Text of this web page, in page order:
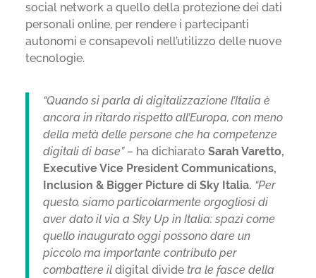
social network a quello della protezione dei dati
personali online, per rendere i partecipanti
autonomi e consapevoli nell’utilizzo delle nuove
tecnologie.
“Quando si parla di digitalizzazione l’Italia è
ancora in ritardo rispetto all’Europa, con meno
della metà delle persone che ha competenze
digitali di base” – ha dichiarato Sarah Varetto,
Executive Vice President Communications,
Inclusion & Bigger Picture di Sky Italia. “Per
questo, siamo particolarmente orgogliosi di
aver dato il via a Sky Up in Italia: spazi come
quello inaugurato oggi possono dare un
piccolo ma importante contributo per
combattere il digital dividetra le fasce della